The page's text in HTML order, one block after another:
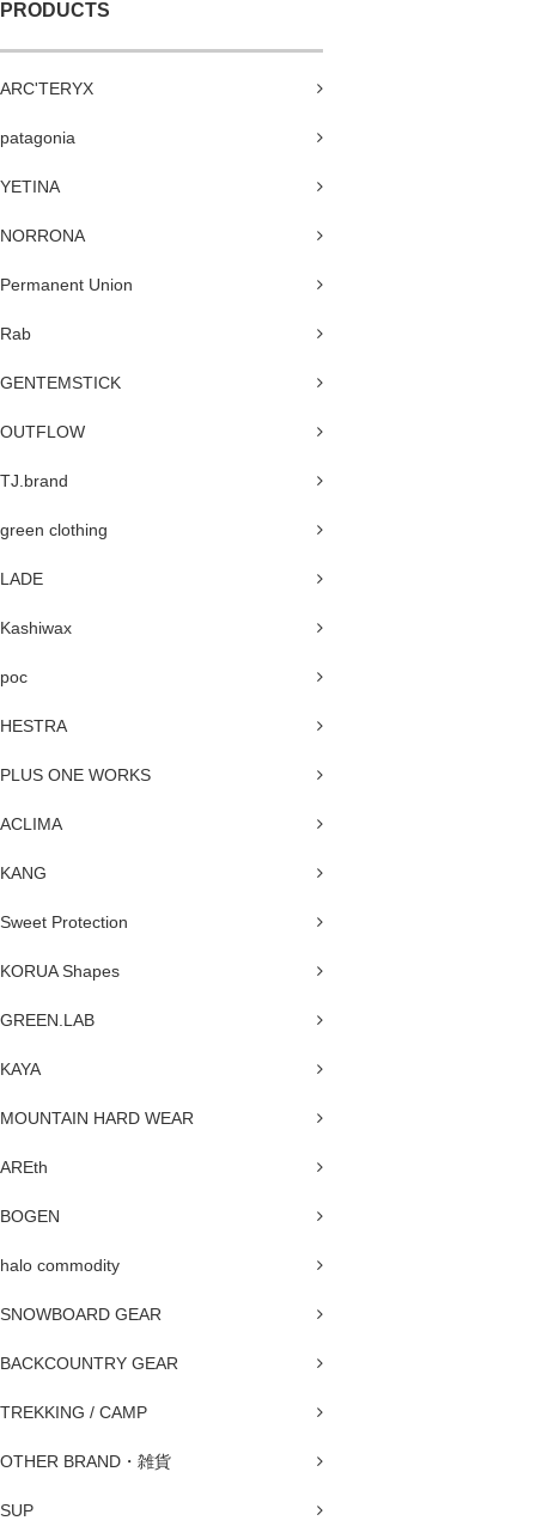
PRODUCTS
ARC'TERYX
patagonia
YETINA
NORRONA
Permanent Union
Rab
GENTEMSTICK
OUTFLOW
TJ.brand
green clothing
LADE
Kashiwax
poc
HESTRA
PLUS ONE WORKS
ACLIMA
KANG
Sweet Protection
KORUA Shapes
GREEN.LAB
KAYA
MOUNTAIN HARD WEAR
AREth
BOGEN
halo commodity
SNOWBOARD GEAR
BACKCOUNTRY GEAR
TREKKING / CAMP
OTHER BRAND・雑貨
SUP